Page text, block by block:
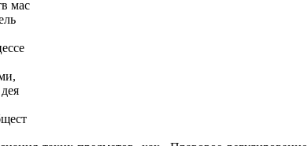
мас­